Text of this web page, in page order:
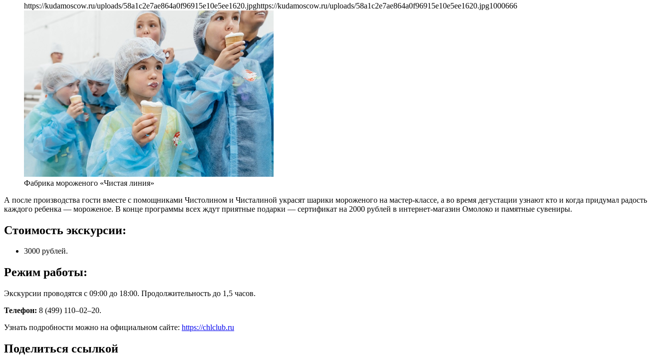
https://kudamoscow.ru/uploads/58a1c2e7ae864a0f96915e10e5ee1620.jpghttps://kudamoscow.ru/uploads/58a1c2e7ae864a0f96915e10e5ee1620.jpg1000666
Фабрика мороженого «Чистая линия»
А после производства гости вместе с помощниками Чистолином и Чисталиной украсят шарики мороженого на мастер-классе, а во время дегустации узнают кто и когда придумал радость
каждого ребенка — мороженое. В конце программы всех ждут приятные подарки — сертификат на 2000 рублей в интернет-магазин Омолоко и памятные сувениры.
Стоимость экскурсии:
3000 рублей.
Режим работы:
Экскурсии проводятся с 09:00 до 18:00. Продолжительность до 1,5 часов.
Телефон: 8 (499) 110–02–20.
Узнать подробности можно на официальном сайте: https://chlclub.ru
Поделиться ссылкой